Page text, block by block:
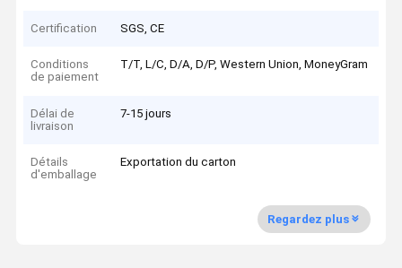
Certification SGS, CE
Conditions
de paiement
T/T, L/C, D/A, D/P, Western Union, MoneyGram
Délai de
livraison
7-15 jours
Détails
d'emballage
Exportation du carton
Regardez plus